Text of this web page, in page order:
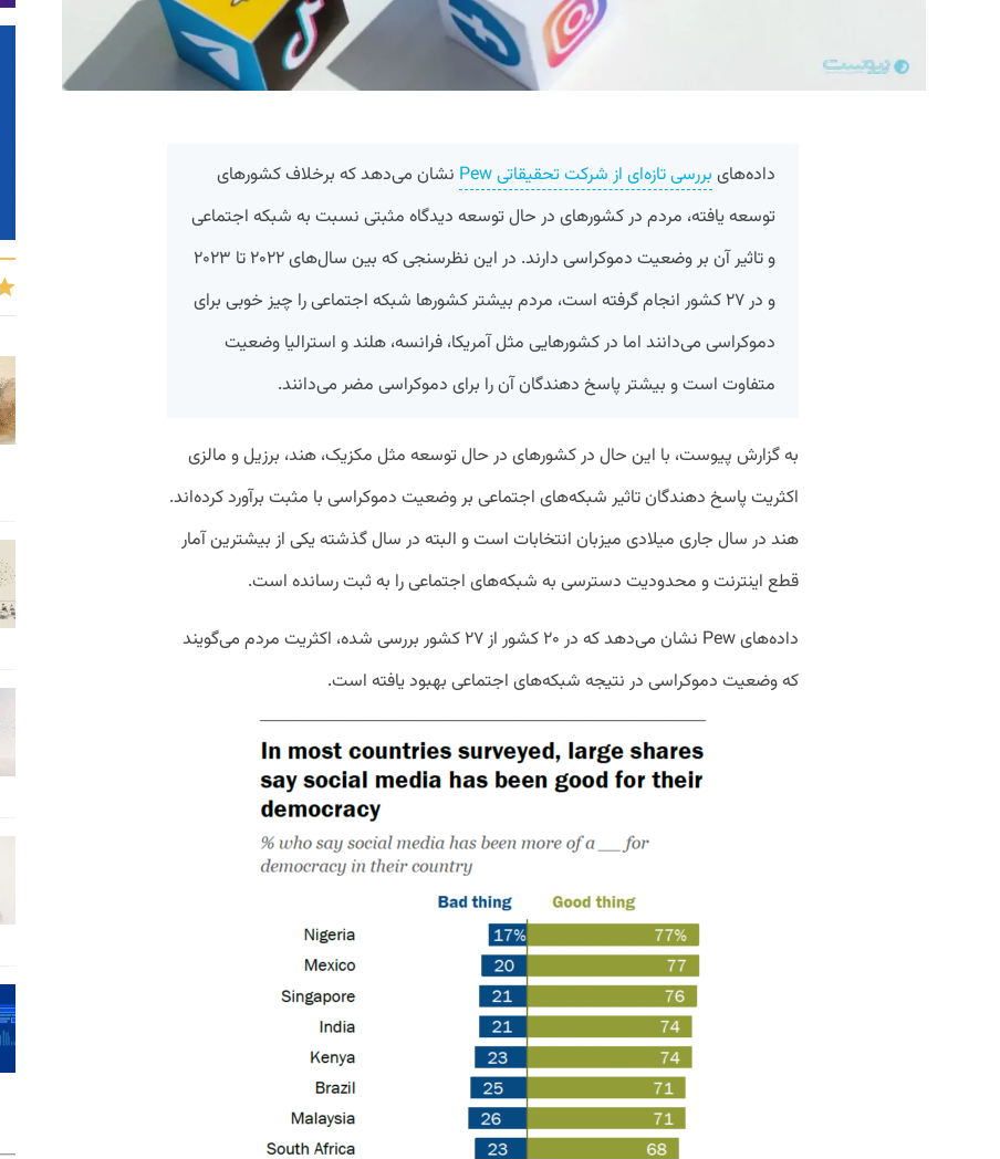
داده‌های بررسی تازه‌ای از شرکت تحقیقاتی Pew
نشان می‌دهد که برخلاف کشور‌های
توسعه یافته، مردم در کشورهای در حال توسعه دیدگاه مثبتی نسبت به شبکه اجتماعی
و تاثیر آن بر وضعیت دموکراسی دارند. در این نظرسنجی که بین سال‌های ۲۰۲۲ تا ۲۰۲۳
و در ۲۷ کشور انجام گرفته است، مردم بیشتر کشور‌ها شبکه اجتماعی را چیز خوبی برای
دموکراسی می‌دانند اما در کشور‌هایی مثل آمریکا، فرانسه، هلند و استرالیا وضعیت
متفاوت است و بیشتر پاسخ دهندگان آن را برای دموکراسی مضر می‌دانند.
به گزارش پیوست، با این حال در کشور‌های در حال توسعه مثل مکزیک، هند، برزیل و مالزی
اکثریت پاسخ دهندگان تاثیر شبکه‌های اجتماعی بر وضعیت دموکراسی با مثبت برآورد کرده‌اند.
هند در سال جاری میلادی میزبان انتخابات است و البته در سال گذشته یکی از بیشترین آمار
قطع اینترنت و محدودیت دسترسی به شبکه‌های اجتماعی را به ثبت رسانده است.
داده‌های Pew نشان می‌دهد که در ۲۰ کشور از ۲۷ کشور بررسی شده، اکثریت مردم می‌گویند
که وضعیت دموکراسی در نتیجه شبکه‌های اجتماعی بهبود یافته است.